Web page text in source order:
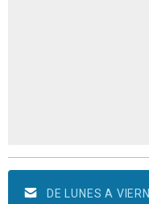
DE LUNES A